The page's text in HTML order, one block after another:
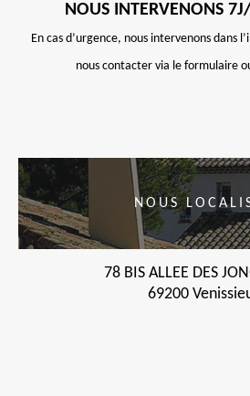
NOUS INTERVENONS
En cas d’urgence, nous intervenons dans
nous contacter via le formulaire
NOUS
78 BIS ALLEE DES
69200